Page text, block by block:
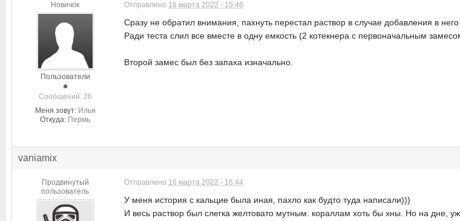
Новичок
Пользователи
Cообщений: 26
Меня зовут: Илья
Откуда: Пермь
Отправлено 16 марта 2022 - 15:46
Сразу не обратил внимания, пахнуть перестал раствор в случае добавления в него
Ради теста слил все вместе в одну емкость (2 котекнера с первоначальным
Второй замес был без запаха изначально.
vaniamix
Продвинутый
пользователь
Отправлено 16 марта 2022 - 16:44
У меня история с кальцие была иная, пахло как будто туда написали)))
И весь раствор был слегка желтовато мутным. кораллам хоть бы хны. Но на дне,